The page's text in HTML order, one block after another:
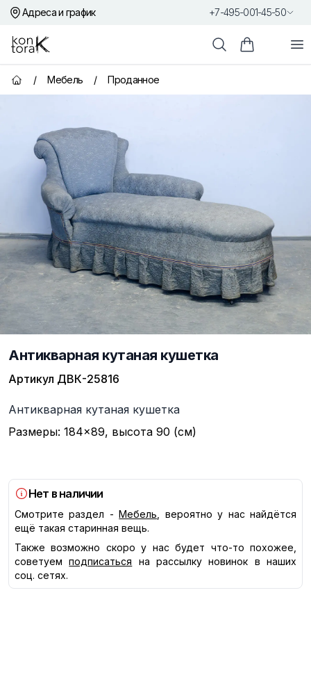
Адреса и график +7-495-001-45-50
Контора К
ПоискКорзина
Главная страница
/ Мебель / Проданное
Антикварная кутаная кушетка
Артикул ДВК-25816
Описание
Антикварная кутаная кушетка
Размеры: 184×89, высота 90 (см)
Нет в наличии
Смотрите раздел - Мебель , вероятно у нас найдётся
ещё такая старинная вещь.
Также возможно скоро у нас будет что-то похожее,
советуем
подписаться
на рассылку новинок в наших
соц. сетях.